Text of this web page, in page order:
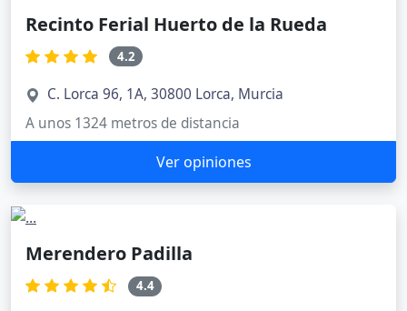
Recinto Ferial Huerto de la Rueda
4.2
C. Lorca 96, 1A, 30800 Lorca, Murcia
A unos 1324 metros de distancia
Ver opiniones
Merendero Padilla
4.4